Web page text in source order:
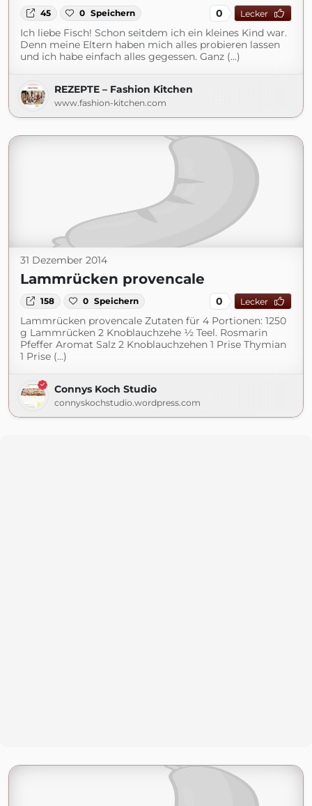
45 0 Speichern 0 Lecker
Ich liebe Fisch! Schon seitdem ich ein kleines Kind war.
Denn meine Eltern haben mich alles probieren lassen
und ich habe einfach alles gegessen. Ganz (...)
REZEPTE – Fashion Kitchen
www.fashion-kitchen.com
31 Dezember 2014
Lammrücken provencale
158 0 Speichern 0 Lecker
Lammrücken provencale Zutaten für 4 Portionen: 1250
g Lammrücken 2 Knoblauchzehe ½ Teel. Rosmarin
Pfeffer Aromat Salz 2 Knoblauchzehen 1 Prise Thymian
1 Prise (...)
Connys Koch Studio
connyskochstudio.wordpress.com